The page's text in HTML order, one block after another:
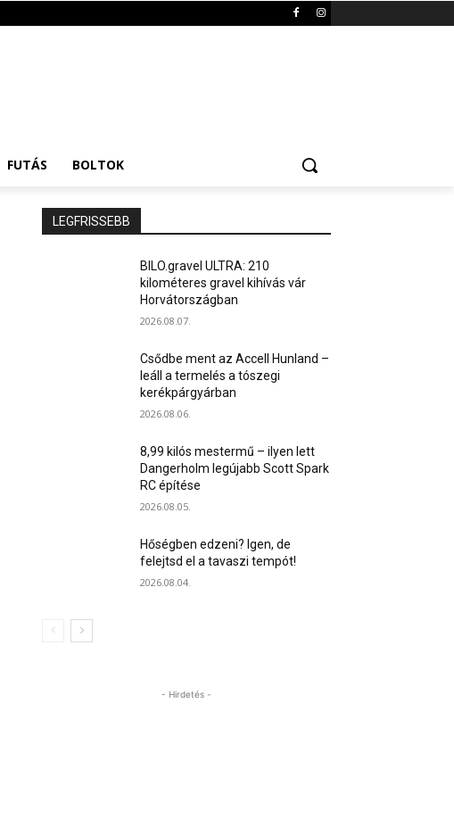
FUTÁS BOLTOK
LEGFRISSEBB
BILO.gravel ULTRA: 210
kilométeres gravel kihívás vár
Horvátországban
2026.08.07.
Csődbe ment az Accell Hunland –
leáll a termelés a tószegi
kerékpárgyárban
2026.08.06.
8,99 kilós mestermű – ilyen lett
Dangerholm legújabb Scott Spark
RC építése
2026.08.05.
Hőségben edzeni? Igen, de
felejtsd el a tavaszi tempót!
2026.08.04.
- Hirdetés -